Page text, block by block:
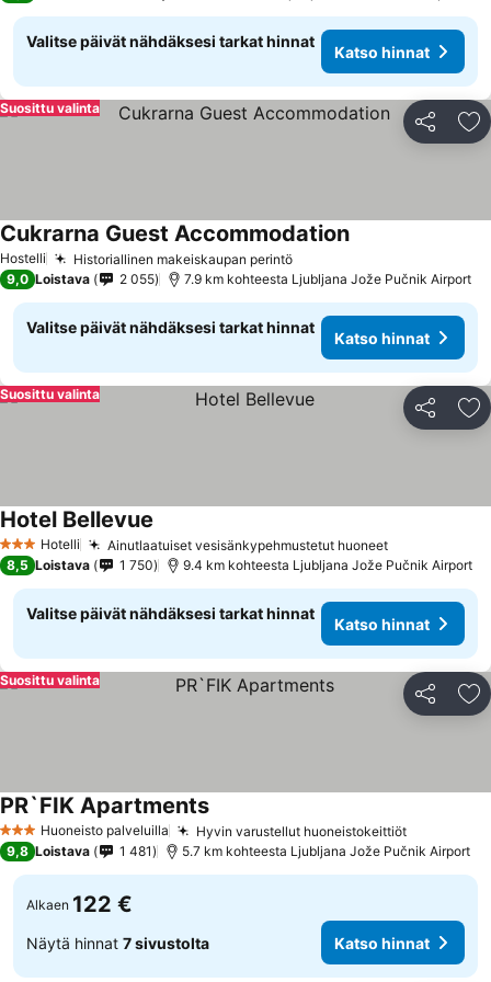
Valitse päivät nähdäksesi tarkat hinnat
Katso hinnat
Jaa
Suosittu valinta
Hostelli Historiallinen makeiskaupan perintöKatso hinnat
Cukrarna Guest AccommodationKatso hinnat
9,0 Loistava 2 055 7.9 km kohteesta Ljubljana Jože Pučnik Airport
Valitse päivät nähdäksesi tarkat hinnat
Katso hinnat
Jaa
Suosittu valinta
3 Tähtiluokitus
Hotelli Ainutlaatuiset vesisänkypehmustetut huoneetKatso hinnat
Hotel Bellevue
8,5 Loistava 1 750 9.4 km kohteesta Ljubljana Jože Pučnik Airport
Valitse päivät nähdäksesi tarkat hinnat
Katso hinnat
Jaa
Suosittu valinta
3 Tähtiluokitus
Huoneisto palveluilla Hyvin varustellut huoneistokeittiötKatso
PR`FIK ApartmentsKatso hinnat
9,8 Loistava 1 481 5.7 km kohteesta Ljubljana Jože Pučnik Airport
Alkaen 122 €
Näytä hinnat 7 sivustolta Katso hinnat